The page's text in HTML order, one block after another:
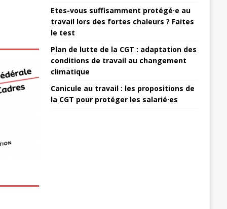
Etes-vous suffisamment protégé·e au
travail lors des fortes chaleurs ? Faites
le test
Plan de lutte de la CGT : adaptation des
conditions de travail au changement
climatique
Canicule au travail : les propositions de
la CGT pour protéger les salarié·es